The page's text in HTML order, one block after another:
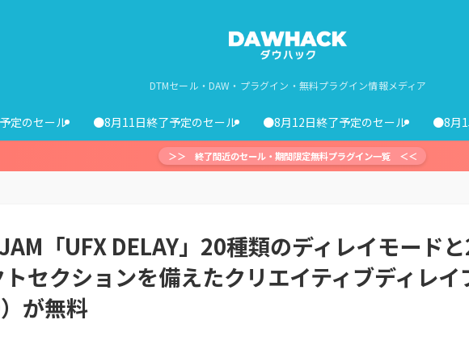
DTMセール・DAW・プラグイン・無料プラグイン情報メディア
定のセール ●8月11日終了予定のセール ●8月12日終了予定のセール ●8月
＞＞ 終了間近のセール・期間限定無料プラグイン一覧 ＜＜
「UFX DELAY」20種類のディレイモード
セクションを備えたクリエイティブディレイ
が無料